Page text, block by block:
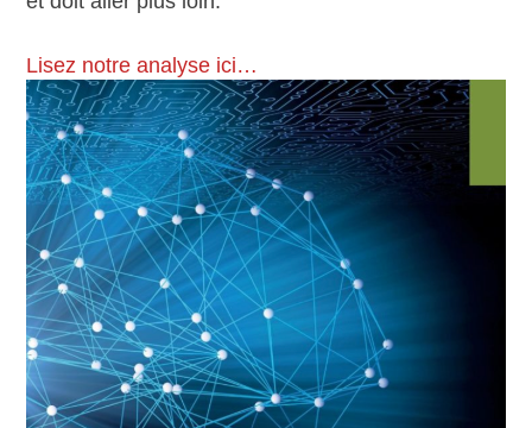
Lisez notre analyse ici…